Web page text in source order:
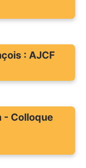
: AJCF
- Colloque